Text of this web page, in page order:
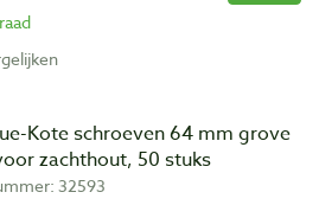
Kote schroeven 64 mm grove
zachthout, 50 stuks
32593